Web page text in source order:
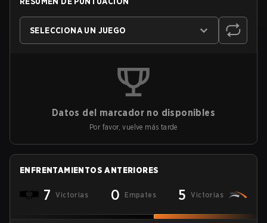
SELECCIONA UN JUEGO
Datos del marcador no disponibles
Por favor, vuelve más tarde
ENFRENTAMIENTOS ANTERIORES
7 Victorias 0 Empates 5 Victorias